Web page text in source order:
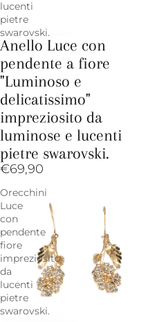
lucenti
pietre
swarovski.
Anello Luce con
pendente a fiore
"Luminoso e
delicatissimo"
impreziosito da
luminose e lucenti
pietre swarovski.
€69,90
Orecchini
Luce
con
pendente
fiore
impreziosito
da
lucenti
pietre
swarovski.